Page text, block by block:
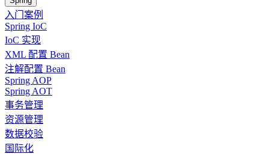
入门案例
Spring IoC
IoC 实现
XML 配置 Bean
注解配置 Bean
Spring AOP
Spring AOT
事务管理
资源管理
数据校验
国际化